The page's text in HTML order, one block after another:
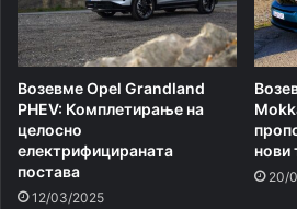
Возевме Opel Grandland
PHEV: Комплетирање на
целосно
електрифицираната
постава
12/03/2025
нови
20/